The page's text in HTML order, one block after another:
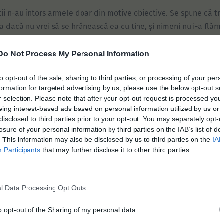
Not Process My Personal Information
opt-out of the sale, sharing to third parties, or processing of your
for targeted advertising by us, please use the below opt-out
selection. Please note that after your opt-out request is processed
interest-based ads based on personal information utilized by us
to third parties prior to your opt-out. You may separately
of your personal information by third parties on the IAB’s list of
This information may also be disclosed by us to third parties on the
Participants that may further disclose it to other third parties.
Data Processing Opt Outs
opt-out of the Sharing of my personal data.
n-au întors armele doar din motive obiective. Se spune că
dacă nu vrei să se hrănească ea cu tine, și nimeni nu i-a
care înfurie televiziunile și ziarele e încă un plus
Există o expresie la noi, „rosca paisa‟–paisasunt oameni din
Practic, înseamnă pile: ești în miezul gogoșii, deci ești în
fac majoritatea antrenorilor, aleg numai jucători din
sau cine știe ce. Înainte, era foarte ușor ca jurnaliștii
pentru impresari, chiar să facă afaceri cu jucătorii. E
pentru presă. Rezultatele se văd.‟
de Columbia, deci nimeni – nici chiar marele Pekerman – nu e
68 de ani, e argumentul preferat al celor care sugerează că